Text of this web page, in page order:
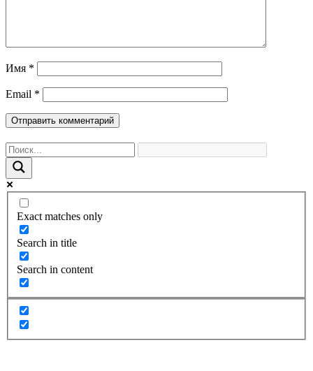
Имя *
Email *
Exact matches only
Search in title
Search in content